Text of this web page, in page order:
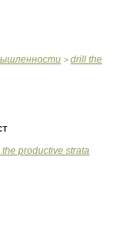
> drill the
the productive strata